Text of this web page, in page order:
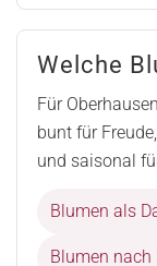
Welche
Für
bunt für
und saisonal
Blumen als
Blumen nach